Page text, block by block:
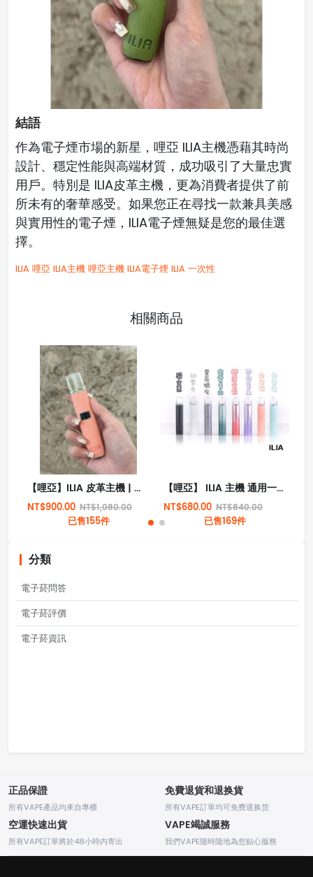
結語
作為電子煙市場的新星，哩亞 ILIA主機憑藉其時尚
設計、穩定性能與高端材質，成功吸引了大量忠實
用戶。特別是 ILIA皮革主機，更為消費者提供了前
所未有的奢華感受。如果您正在尋找一款兼具美感
與實用性的電子煙，ILIA電子煙無疑是您的最佳選
擇。
ILIA 哩亞 ILIA主機 哩亞主機 ILIA電子煙 ILIA 一次性
相關商品
【哩亞】ILIA 皮革主機 | 兩段式調節 | 通用RELX、SP2、LANA、Candy等一代煙彈
NT$900.00 NT$1,080.00
已售155件
【哩亞】 ILIA 主機 通用一代煙彈產品
NT$680.00 NT$840.00
已售169件
分類
電子菸問答
電子菸評價
電子菸資訊
正品保證
所有VAPE產品均來自專櫃
免費退貨和退换貨
所有VAPE訂單均可免费退换货
空運快速出貨
所有VAPE訂單將於48小時内寄出
VAPE竭誠服務
我們VAPE随時随地為您贴心服務